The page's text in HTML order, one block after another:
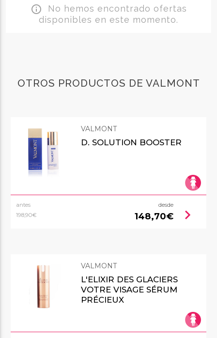
info_outline No hemos encontrado ofertas
disponibles en este momento.
OTROS PRODUCTOS DE VALMONT
VALMONT
D. SOLUTION BOOSTER
antes
198,90€
desde
148,70€ chevron_right
VALMONT
L'ELIXIR DES GLACIERS
VOTRE VISAGE SÉRUM
PRÉCIEUX